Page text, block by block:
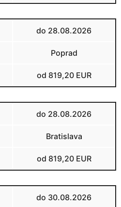
do 28.08.2026
Poprad
od 819,20 EUR
do 28.08.2026
Bratislava
od 819,20 EUR
do 30.08.2026